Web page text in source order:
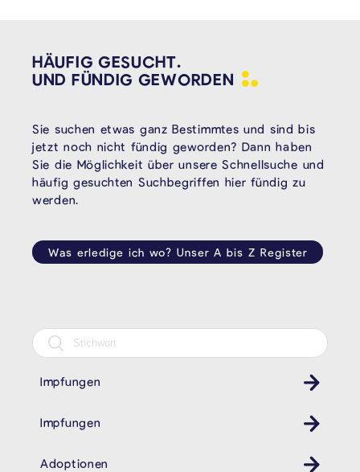
HÄUFIG GESUCHT.
UND FÜNDIG GEWORDEN
Sie suchen etwas ganz Bestimmtes und sind bis
jetzt noch nicht fündig geworden? Dann haben
Sie die Möglichkeit über unsere Schnellsuche und
häufig gesuchten Suchbegriffen hier fündig zu
werden.
Was erledige ich wo? Unser A bis Z Register
Impfungen
Gesundheit
Impfungen
Gesundheit
Adoptionen